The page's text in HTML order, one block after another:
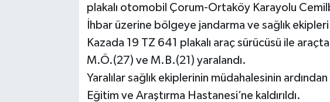
plakalı otomobil Çorum-Ortaköy Karayolu
İhbar üzerine bölgeye jandarma ve sağlık
Kazada 19 TZ 641 plakalı araç sürücüsü ile
M.Ö.(27) ve M.B.(21) yaralandı.
Yaralılar sağlık ekiplerinin müdahalesinin
Eğitim ve Araştırma Hastanesi’ne kaldırıldı.